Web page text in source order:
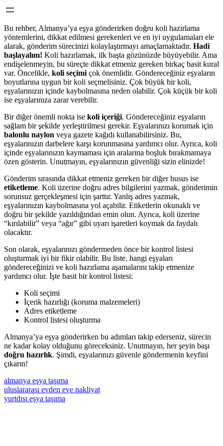
Bu rehber, Almanya’ya eşya gönderirken doğru koli hazırlama
yöntemlerini, dikkat edilmesi gerekenleri ve en iyi uygulamaları ele
alarak, gönderim sürecinizi kolaylaştırmayı amaçlamaktadır. Hadi
başlayalım! Koli hazırlamak, ilk başta gözünüzde büyüyebilir. Ama
endişelenmeyin, bu süreçte dikkat etmeniz gereken birkaç basit kural
var. Öncelikle, koli seçimi çok önemlidir. Göndereceğiniz eşyaların
boyutlarına uygun bir koli seçmelisiniz. Çok büyük bir koli,
eşyalarınızın içinde kaybolmasına neden olabilir. Çok küçük bir koli
ise eşyalarınıza zarar verebilir.
Bir diğer önemli nokta ise koli içeriği. Göndereceğiniz eşyaların
sağlam bir şekilde yerleştirilmesi gerekir. Eşyalarınızı korumak için
balonlu naylon veya gazete kağıdı kullanabilirsiniz. Bu,
eşyalarınızın darbelere karşı korunmasına yardımcı olur. Ayrıca, koli
içinde eşyalarınızın kaymaması için aralarına boşluk bırakmamaya
özen gösterin. Unutmayın, eşyalarınızın güvenliği sizin elinizde!
Gönderim sırasında dikkat etmeniz gereken bir diğer husus ise
etiketleme. Koli üzerine doğru adres bilgilerini yazmak, gönderimin
sorunsuz gerçekleşmesi için şarttır. Yanlış adres yazmak,
eşyalarınızın kaybolmasına yol açabilir. Etiketlerin okunaklı ve
doğru bir şekilde yazıldığından emin olun. Ayrıca, koli üzerine
“kırılabilir” veya “ağır” gibi uyarı işaretleri koymak da faydalı
olacaktır.
Son olarak, eşyalarınızı göndermeden önce bir kontrol listesi
oluşturmak iyi bir fikir olabilir. Bu liste, hangi eşyaları
göndereceğinizi ve koli hazırlama aşamalarını takip etmenize
yardımcı olur. İşte basit bir kontrol listesi:
Koli seçimi
İçerik hazırlığı (koruma malzemeleri)
Adres etiketleme
Kontrol listesi oluşturma
Almanya’ya eşya gönderirken bu adımları takip ederseniz, sürecin
ne kadar kolay olduğunu göreceksiniz. Unutmayın, her şeyin başı
doğru hazırlık. Şimdi, eşyalarınızı güvenle göndermenin keyfini
çıkarın!
almanya eşya taşıma
uluslararası evden eve nakliyat
yurtdışı eşya taşıma